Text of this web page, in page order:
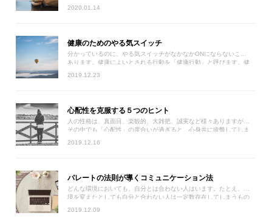
す。
2020.01.14
健康のためのやる気スイッチ
分かっているのに、やる気スイッチがなかなかONにならないことが
あります。健康によいとされる行動を「健康行動」と呼びます。健
しましょう。
2019.12.23
心配性を克服する５つのヒント
人の性格は、真面目、楽観的、大雑把、誠実など様々ありますが、
その中でも「心配性」の度合いが過ぎると、心身共に疲弊してしま
お伝えいたします。
2019.12.16
パレートの法則が導くコミュニケーション法
どんな環境においても、自分とは合わない人はいます。たとえ、環
境を変えたとしても自分と合わない人は一定数存在してしまうもの
ます。今回は、この不思議な自然の法則から人間関係について考え
2019.12.09